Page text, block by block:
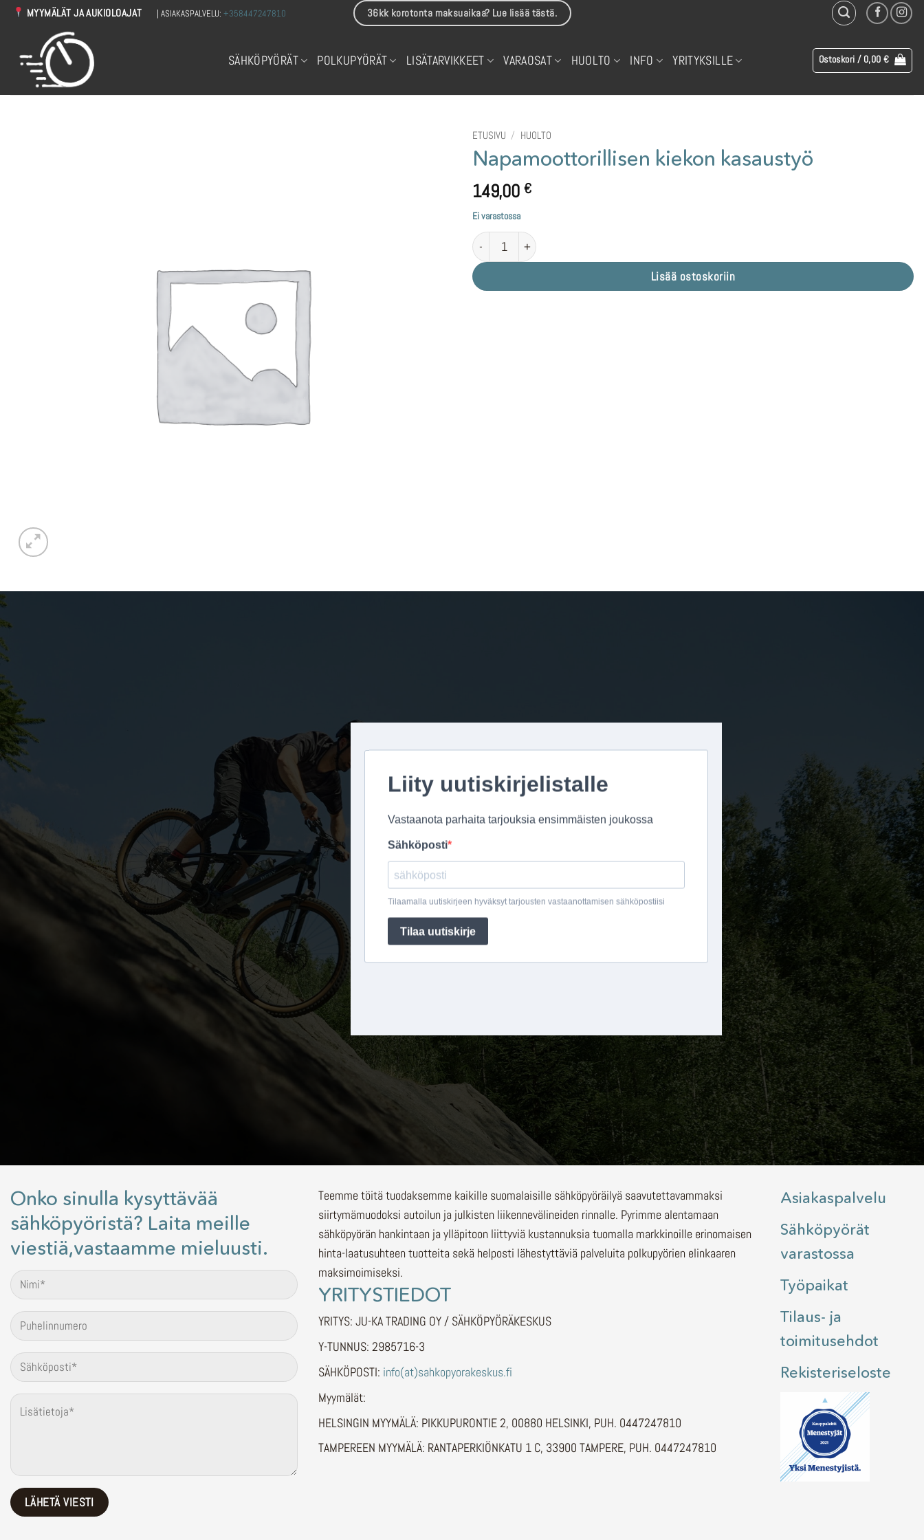
Skip
MYYMÄLÄT JA AUKIOLOAJAT | ASIAKASPALVELU:+358447247810 36kk korotonta maksuaikaa? Lue lisää tästä.
SÄHKÖPYÖRÄT POLKUPYÖRÄT LISÄTARVIKKEET VARAOSAT HUOLTO INFO YRITYKSILLE Ostoskori / 0,00 €
ETUSIVU / HUOLTO
Napamoottorillisen kiekon kasaustyö
149,00 €
Ei varastossa
Napamoottorillisen kiekon kasaustyö määrä
Lisää ostoskoriin
Onko sinulla kysyttävää
sähköpyöristä? Laita meille
viestiä,vastaamme mieluusti.
Teemme töitä tuodaksemme kaikille suomalaisille sähköpyöräilyä saavutettavammaksi
siirtymämuodoksi autoilun ja julkisten liikennevälineiden rinnalle. Pyrimme alentamaan
sähköpyörän hankintaan ja ylläpitoon liittyviä kustannuksia tuomalla markkinoille erinomaisen
hinta-laatusuhteen tuotteita sekä helposti lähestyttäviä palveluita polkupyörien elinkaaren
maksimoimiseksi.
YRITYSTIEDOT
YRITYS: JU-KA TRADING OY / SÄHKÖPYÖRÄKESKUS
Y-TUNNUS: 2985716-3
SÄHKÖPOSTI: info(at)sahkopyorakeskus.fi
Myymälät:
HELSINGIN MYYMÄLÄ: PIKKUPURONTIE 2, 00880 HELSINKI, PUH. 0447247810
TAMPEREEN MYYMÄLÄ: RANTAPERKIÖNKATU 1 C, 33900 TAMPERE, PUH. 0447247810
Asiakaspalvelu
Sähköpyörät
varastossa
Työpaikat
Tilaus- ja
toimitusehdot
Rekisteriseloste